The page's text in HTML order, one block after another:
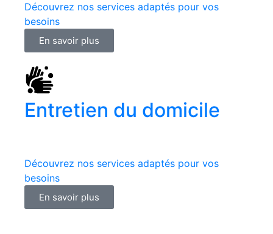
Découvrez nos services adaptés pour vos
besoins
En savoir plus
Entretien du domicile
Découvrez nos services adaptés pour vos
besoins
En savoir plus